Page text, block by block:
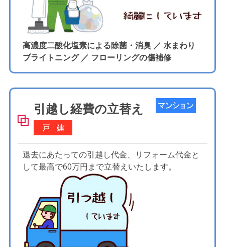
高濃度二酸化塩素による除菌・消臭 ／ 水まわり
ブライトニング ／ フローリングの傷補修
引越し経費の立替え
退去にあたっての引越し代金、リフォーム代金と
して最高で60万円まで立替えいたします。